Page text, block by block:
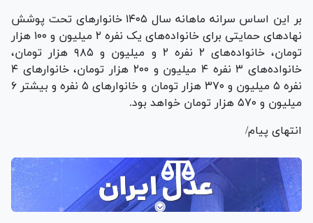
بر این اساس سرانه ماهانه سال ۱۴۰۵ خانوار‌های تحت پوشش
نهاد‌های حمایتی برای خانواده‌های یک نفره ۲ میلیون و ۱۰۰ هزار
تومان، خانواده‌های ۲ نفره ۲ و میلیون و ۹۸۵ هزار تومان،
خانواده‌های ۳ نفره ۴ میلیون و ۲۰۰ هزار تومان، خانوار‌های ۴
نفره ۵ میلیون و ۳۷۰ هزار تومان و خانوار‌های ۵ نفره و بیشتر ۶
میلیون و ۵۷۰ هزار تومان خواهد بود.
انتهای پیام/